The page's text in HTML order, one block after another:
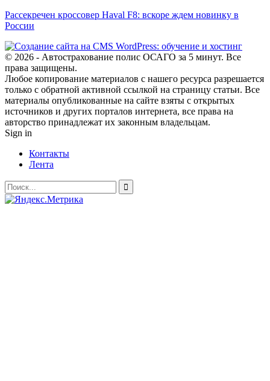
Рассекречен кроссовер Haval F8: вскоре ждем новинку в
России
© 2026 - Автострахование полис ОСАГО за 5 минут. Все
права защищены.
Любое копирование материалов с нашего ресурса разрешается
только с обратной активной ссылкой на страницу статьи. Все
материалы опубликованные на сайте взяты с открытых
источников и других порталов интернета, все права на
авторство принадлежат их законным владельцам.
Sign in
Контакты
Лента